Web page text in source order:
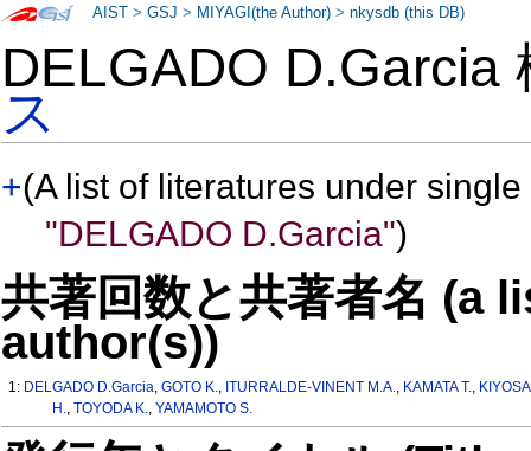
DELGADO D.Garcia
ス
+(A list of literatures under
"DELGADO D.Garcia")
共著回数と共著者名 (a
author(s))
1: DELGADO D.Garcia,GOTO K., ITURRALDE-VINENT M.A., KAMATA T.,
H., TOYODA K., YAMAMOTO S.
AIST >GSJ > MIYAGI(the Author) >nkysdb (this DB)